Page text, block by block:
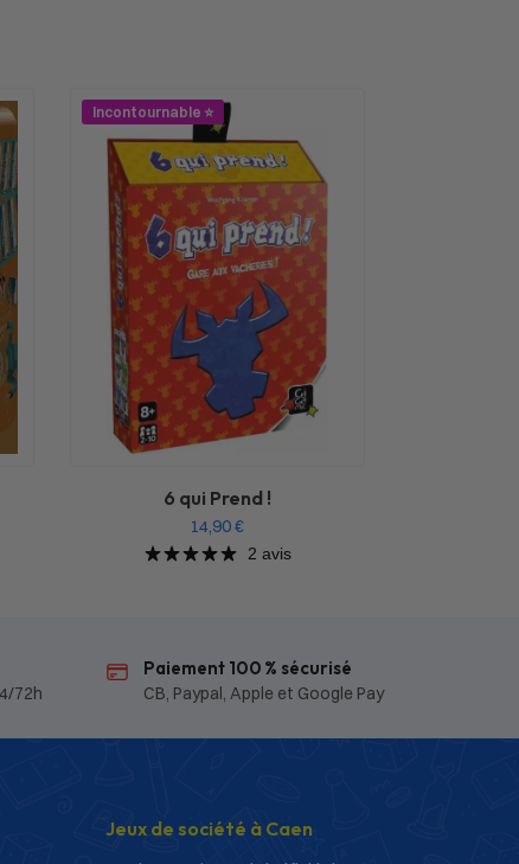
Incontournable ⭐
6 qui Prend !
14,90€
2 avis
72h
Paiement 100 % sécurisé
CB, Paypal, Apple et Google Pay
Jeux de société à Caen